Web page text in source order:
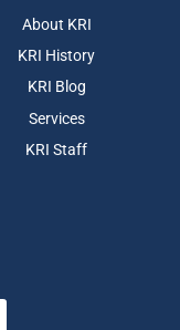
About KRI
KRI History
KRI Blog
Services
KRI Staff